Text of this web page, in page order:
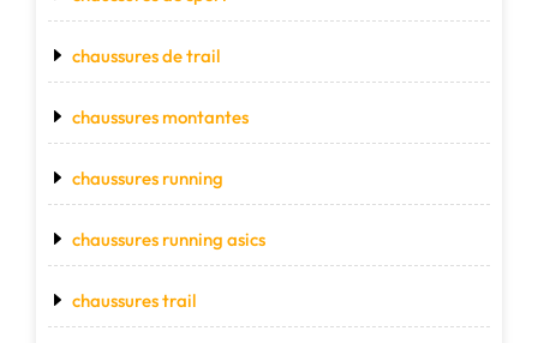
chaussures de trail
chaussures montantes
chaussures running
chaussures running asics
chaussures trail